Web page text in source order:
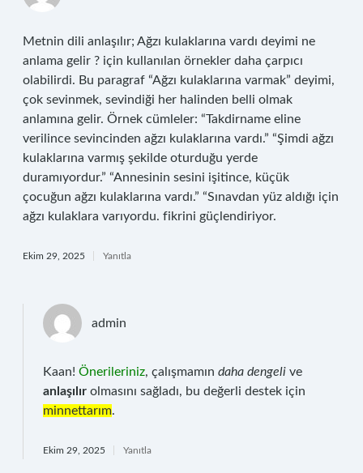
Metnin dili anlaşılır; Ağzı kulaklarına vardı deyimi ne
anlama gelir ? için kullanılan örnekler daha çarpıcı
olabilirdi. Bu paragraf “Ağzı kulaklarına varmak” deyimi,
çok sevinmek, sevindiği her halinden belli olmak
anlamına gelir. Örnek cümleler: “Takdirname eline
verilince sevincinden ağzı kulaklarına vardı.” “Şimdi ağzı
kulaklarına varmış şekilde oturduğu yerde
duramıyordur.” “Annesinin sesini işitince, küçük
çocuğun ağzı kulaklarına vardı.” “Sınavdan yüz aldığı için
ağzı kulaklara varıyordu. fikrini güçlendiriyor.
Ekim 29, 2025 Yanıtla
admin
Kaan! Önerileriniz, çalışmamın daha dengeli ve
anlaşılır olmasını sağladı, bu değerli destek için
minnettarım.
Ekim 29, 2025 Yanıtla